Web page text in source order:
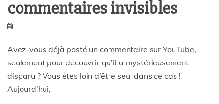
commentaires invisibles
Avez-vous déjà posté un commentaire sur YouTube,
seulement pour découvrir qu’il a mystérieusement
disparu ? Vous êtes loin d’être seul dans ce cas !
Aujourd’hui,